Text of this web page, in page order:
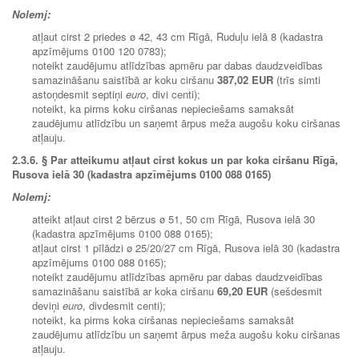
Nolemj:
atļaut cirst 2 priedes ø 42, 43 cm Rīgā, Ruduļu ielā 8 (kadastra
apzīmējums 0100 120 0783);
noteikt zaudējumu atlīdzības apmēru par dabas daudzveidības
samazināšanu saistībā ar koku ciršanu 387,02 EUR (trīs simti
astoņdesmit septiņi euro, divi centi);
noteikt, ka pirms koku ciršanas nepieciešams samaksāt
zaudējumu atlīdzību un saņemt ārpus meža augošu koku ciršanas
atļauju.
2.3.6. § Par atteikumu atļaut cirst kokus un par koka ciršanu Rīgā,
Rusova ielā 30 (kadastra apzīmējums 0100 088 0165)
Nolemj:
atteikt atļaut cirst 2 bērzus ø 51, 50 cm Rīgā, Rusova ielā 30
(kadastra apzīmējums 0100 088 0165);
atļaut cirst 1 pīlādzi ø 25/20/27 cm Rīgā, Rusova ielā 30 (kadastra
apzīmējums 0100 088 0165);
noteikt zaudējumu atlīdzības apmēru par dabas daudzveidības
samazināšanu saistībā ar koka ciršanu 69,20 EUR (sešdesmit
deviņi euro, divdesmit centi);
noteikt, ka pirms koka ciršanas nepieciešams samaksāt
zaudējumu atlīdzību un saņemt ārpus meža augošu koku ciršanas
atļauju.